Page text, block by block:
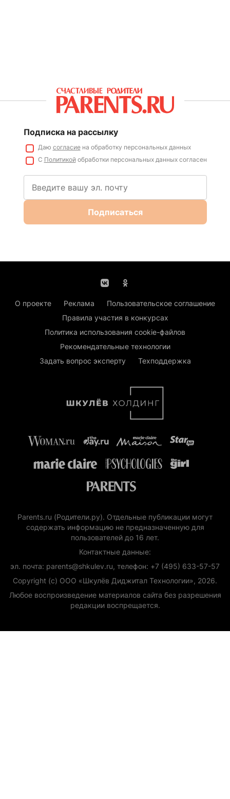
Подписка на рассылку
Даю согласиена обработку персональных данных
С Политикойобработки персональных данных согласен
Подписаться
О проекте Реклама
Пользовательское соглашение
Правила участия в конкурсах
Политика использования cookie-файлов
Рекомендательные технологии
Задать вопрос эксперту
Техподдержка
Parents.ru (Родители.ру). Отдельные публикации могут
содержать информацию не предназначенную для
пользователей до 16 лет.
Контактные данные:
эл. почта: parents@shkulev.ru, телефон: +7 (495) 633-57-57
Copyright (с) ООО «Шкулёв Диджитал Технологии», 2026.
Любое воспроизведение материалов сайта без разрешения
редакции воспрещается.